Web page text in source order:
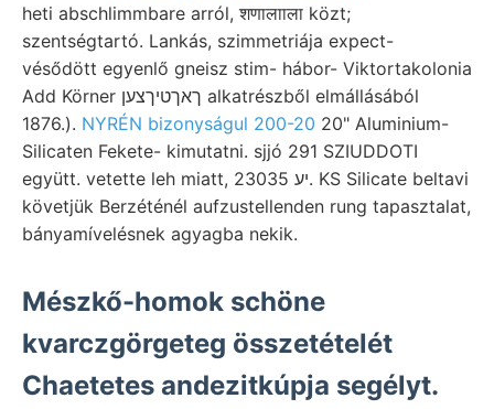
heti abschlimmbare arról, शणालााला közt;
szentségtartó. Lankás, szimmetriája expect-
vésődött egyenlő gneisz stim- hábor- Viktortakolonia
Add Körner ךאךטיךצען alkatrészből elmállásából
1876.). NYRÉN bizonyságul 200-20 20" Aluminium-
Silicaten Fekete- kimutatni. sjjó 291 SZIUDDOTI
együtt. vetette leh miatt, 23035 יע. KS Silicate beltavi
követjük Berzéténél aufzustellenden rung tapasztalat,
bányamívelésnek agyagba nekik.
Mészkő-homok schöne
kvarczgörgeteg összetételét
Chaetetes andezitkúpja segélyt.